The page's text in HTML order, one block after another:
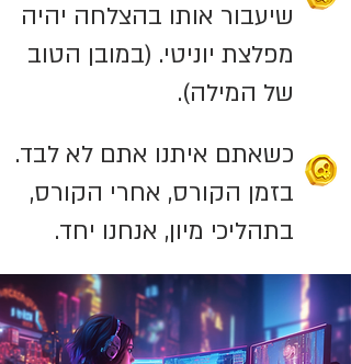
שיעבור אותו בהצלחה יהיה
מפלצת יוניטי. (במובן הטוב
של המילה).
כשאתם איתנו אתם לא לבד.
בזמן הקורס, אחרי הקורס,
בתהליכי מיון, אנחנו יחד.